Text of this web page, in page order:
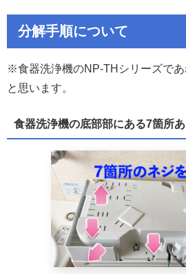
分解手順について
※食器洗浄機のNP-THシリーズで
と思います。
食器洗浄機の底部部にある7箇所